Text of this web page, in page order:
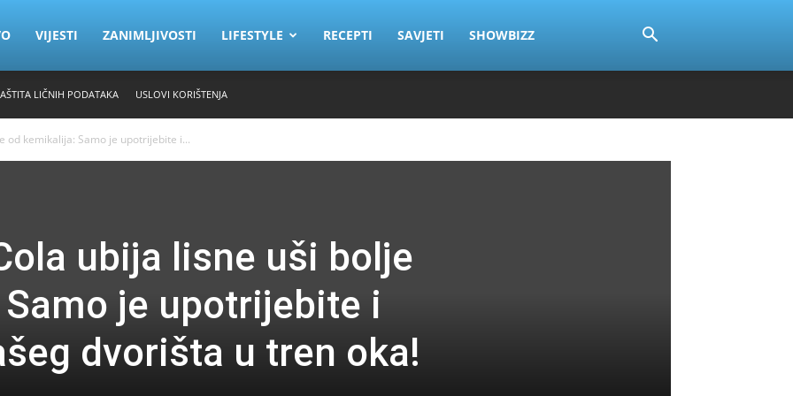
VIJESTI ZANIMLJIVOSTI LIFESTYLE RECEPTI SAVJETI SHOWBIZZ
LIČNIH PODATAKA USLOVI KORIŠTENJA
od kemikalija: Samo je upotrijebite i...
ubija lisne uši bolje
je upotrijebite i
dvorišta u tren oka!